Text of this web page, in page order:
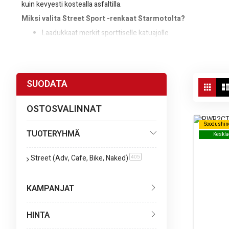
kuin kevyesti kostealla asfaltilla.
Miksi valita Street Sport -renkaat Starmotolta?
Laadukkaat merkit sporttiselle katuajolle
Hyödynnä tuotekorttien tiedot, kuten nopeus- ja
valikoiman tuotteilla.
View
as
SUODATA
OSTOSVALINNAT
TUOTERYHMÄ
Street (Adv, Cafe, Bike, Naked) 405
KAMPANJAT
HINTA